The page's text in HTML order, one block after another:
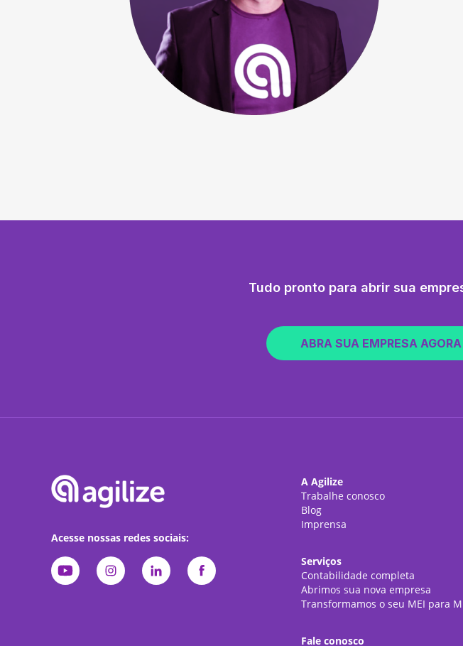
Tudo pronto para abrir sua
ABRA SUA EMPRESA AGORA
Acesse nossas redes sociais:
A Agilize
Trabalhe conosco
Blog
Imprensa
Serviços
Contabilidade completa
Abrimos sua nova empresa
Transformamos o seu MEI para
Fale conosco